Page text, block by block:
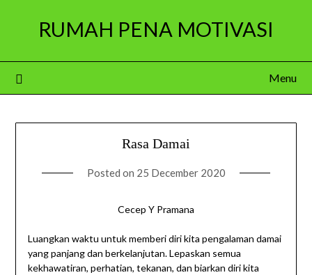
RUMAH PENA MOTIVASI
Menu
Rasa Damai
Posted on 25 December 2020
Cecep Y Pramana
Luangkan waktu untuk memberi diri kita pengalaman damai
yang panjang dan berkelanjutan. Lepaskan semua
kekhawatiran, perhatian, tekanan, dan biarkan diri kita